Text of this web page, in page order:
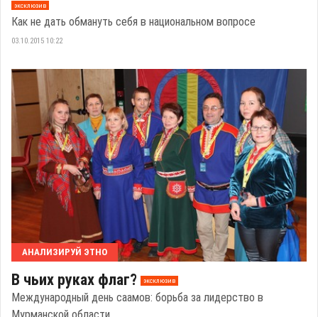
эксклюзив
Как не дать обмануть себя в национальном вопросе
03.10.2015 10:22
АНАЛИЗИРУЙ ЭТНО
В чьих руках флаг? эксклюзив
Международный день саамов: борьба за лидерство в